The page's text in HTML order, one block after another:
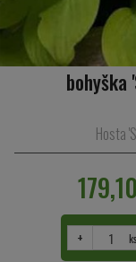
bohyška
Hosta
+ ks